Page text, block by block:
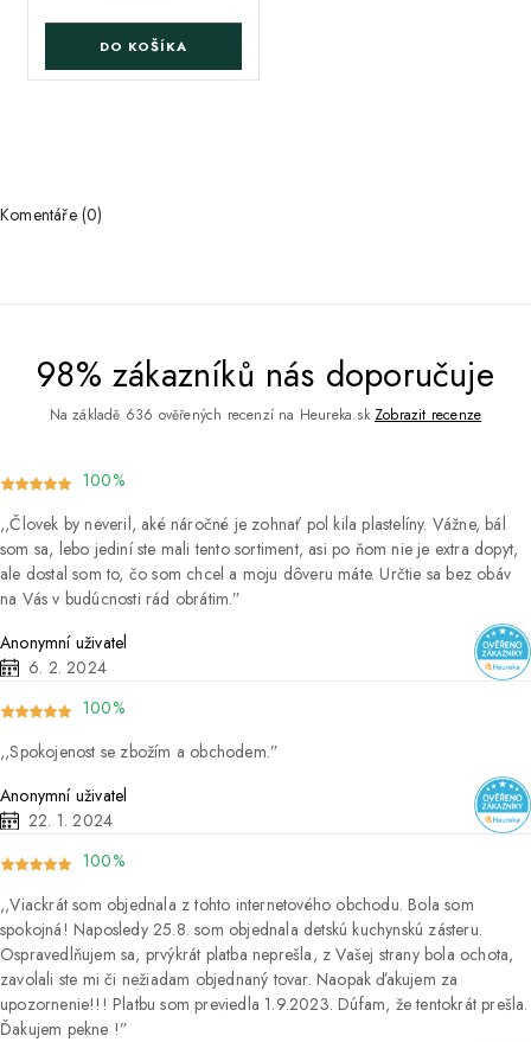
DO KOŠÍKA
Komentáře (0)
98% zákazníků nás doporučuje
Na základě 636 ověřených recenzí na Heureka.sk Zobrazit recenze
100%
Človek by neveril, aké náročné je zohnať pol kila plastelíny. Vážne, bál
som sa, lebo jediní ste mali tento sortiment, asi po ňom nie je extra dopyt,
ale dostal som to, čo som chcel a moju dôveru máte. Určtie sa bez obáv
na Vás v budúcnosti rád obrátim.
Anonymní uživatel
6. 2. 2024
100%
Spokojenost se zbožím a obchodem.
Anonymní uživatel
22. 1. 2024
100%
Viackrát som objednala z tohto internetového obchodu. Bola som
spokojná! Naposledy 25.8. som objednala detskú kuchynskú zásteru.
Ospravedlňujem sa, prvýkrát platba neprešla, z Vašej strany bola ochota,
zavolali ste mi či nežiadam objednaný tovar. Naopak ďakujem za
upozornenie!!! Platbu som previedla 1.9.2023. Dúfam, že tentokrát prešla.
Ďakujem pekne !